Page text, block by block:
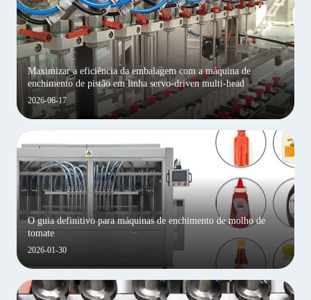
2026-06-17
Maximizar a eficiência da embalagem com a máquina de
enchimento de pistão em linha servo-driven multi-head
2026-01-30
O guia definitivo para máquinas de enchimento de molho de
tomate